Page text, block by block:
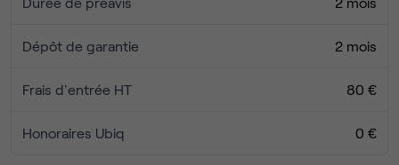
Dépôt de garantie 2 mois
Frais d'entrée HT 80 €
Honoraires Ubiq 0 €